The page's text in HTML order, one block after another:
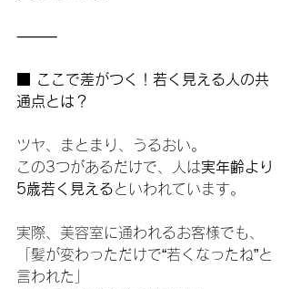
⸻
■ ここで差がつく！若く見える人の共
通点とは？
ツヤ、まとまり、うるおい。
この3つがあるだけで、人は実年齢より
5歳若く見えるといわれています。
実際、美容室に通われるお客様でも、
「髪が変わっただけで“若くなったね”と
言われた」